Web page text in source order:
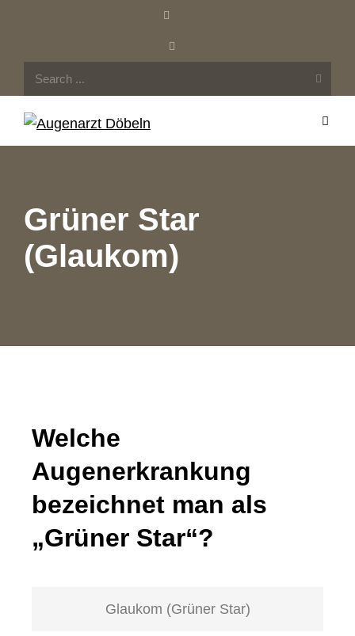
Grüner Star
(Glaukom)
Welche
Augenerkrankung
bezeichnet man als
„Grüner Star“?
Glaukom (Grüner Star)